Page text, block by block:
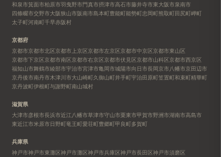
和泉市箕面市柏原市羽曳野市門真市摂津市高石市藤井寺市東大阪市泉南市
四條畷市交野市大阪狭山市阪南市島本町豊能町能勢町忠岡町熊取町田尻町岬町
太子町河南町千早赤阪村
京都府
京都市京都市北区京都市上京区京都市左京区京都市中京区京都市東山区
京都市下京区京都市南区京都市右京区京都市伏見区京都市山科区京都市西京区
福知山市舞鶴市綾部市宇治市宮津市亀岡市城陽市向日市長岡京市八幡市京田辺市
京丹後市南丹市木津川市大山崎町久御山町井手町宇治田原町笠置町和束町精華町
京丹波町伊根町与謝野町南山城村
滋賀県
大津市彦根市長浜市近江八幡市草津市守山市栗東市甲賀市野洲市湖南市高島市
東近江市米原市日野町竜王町愛荘町豊郷町甲良町多賀町
兵庫県
神戸市神戸市東灘区神戸市灘区神戸市兵庫区神戸市長田区神戸市須磨区